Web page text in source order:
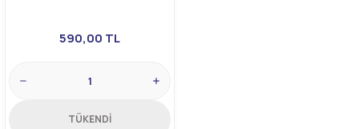
590,00 TL
TÜKENDİ